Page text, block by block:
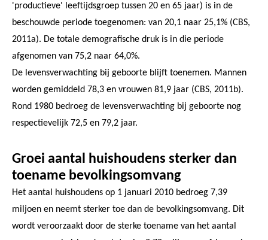
'productieve' leeftijdsgroep tussen 20 en 65 jaar) is in de
beschouwde periode toegenomen: van 20,1 naar 25,1% (CBS,
2011a). De totale demografische druk is in die periode
afgenomen van 75,2 naar 64,0%.
De levensverwachting bij geboorte blijft toenemen. Mannen
worden gemiddeld 78,3 en vrouwen 81,9 jaar (CBS, 2011b).
Rond 1980 bedroeg de levensverwachting bij geboorte nog
respectievelijk 72,5 en 79,2 jaar.
Groei aantal huishoudens sterker dan
toename bevolkingsomvang
Het aantal huishoudens op 1 januari 2010 bedroeg 7,39
miljoen en neemt sterker toe dan de bevolkingsomvang. Dit
wordt veroorzaakt door de sterke toename van het aantal